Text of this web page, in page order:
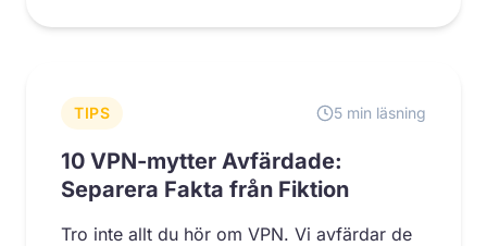
TIPS 5 min läsning
10 VPN-mytter Avfärdade:
Separera Fakta från Fiktion
Tro inte allt du hör om VPN. Vi avfärdar de